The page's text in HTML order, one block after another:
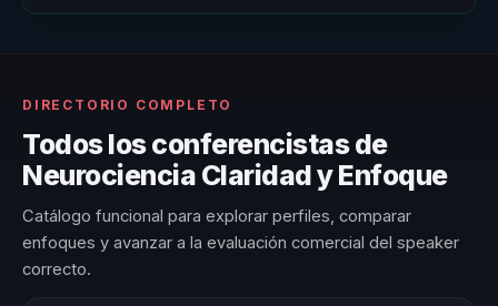
DIRECTORIO COMPLETO
Todos los conferencistas de
Neurociencia Claridad y Enfoque
Catálogo funcional para explorar perfiles, comparar
enfoques y avanzar a la evaluación comercial del speaker
correcto.